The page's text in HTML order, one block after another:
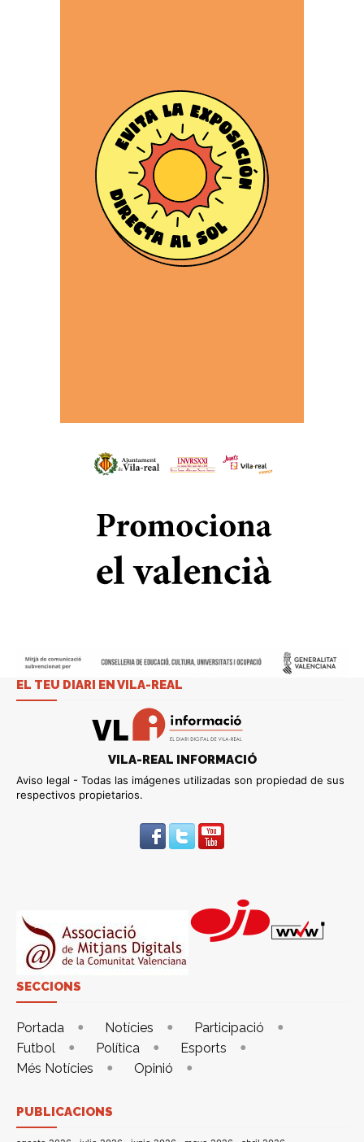
EL TEU DIARI EN VILA-REAL
VILA-REAL INFORMACIÓ
Aviso legal - Todas las imágenes utilizadas son propiedad de sus
respectivos propietarios.
SECCIONS
Portada Notícies
Participació
Futbol
Política
Esports
Més Notícies
Opinió
PUBLICACIONS